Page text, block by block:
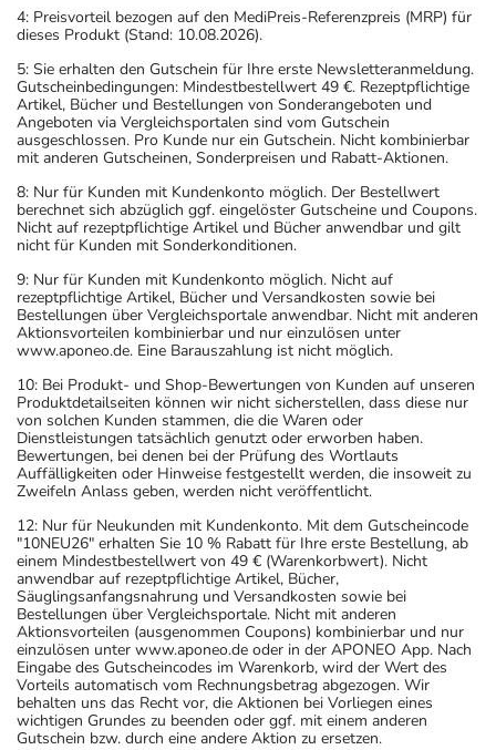
4: Preisvorteil bezogen auf den MediPreis-Referenzpreis (MRP) für
dieses Produkt (Stand: 10.08.2026).
5: Sie erhalten den Gutschein für Ihre erste Newsletteranmeldung.
Gutscheinbedingungen: Mindestbestellwert 49 €. Rezeptpflichtige
Artikel, Bücher und Bestellungen von Sonderangeboten und
Angeboten via Vergleichsportalen sind vom Gutschein
ausgeschlossen. Pro Kunde nur ein Gutschein. Nicht kombinierbar
mit anderen Gutscheinen, Sonderpreisen und Rabatt-Aktionen.
8: Nur für Kunden mit Kundenkonto möglich. Der Bestellwert
berechnet sich abzüglich ggf. eingelöster Gutscheine und Coupons.
Nicht auf rezeptpflichtige Artikel und Bücher anwendbar und gilt
nicht für Kunden mit Sonderkonditionen.
9: Nur für Kunden mit Kundenkonto möglich. Nicht auf
rezeptpflichtige Artikel, Bücher und Versandkosten sowie bei
Bestellungen über Vergleichsportale anwendbar. Nicht mit anderen
Aktionsvorteilen kombinierbar und nur einzulösen unter
www.aponeo.de. Eine Barauszahlung ist nicht möglich.
10: Bei Produkt- und Shop-Bewertungen von Kunden auf unseren
Produktdetailseiten können wir nicht sicherstellen, dass diese nur
von solchen Kunden stammen, die die Waren oder
Dienstleistungen tatsächlich genutzt oder erworben haben.
Bewertungen, bei denen bei der Prüfung des Wortlauts
Auffälligkeiten oder Hinweise festgestellt werden, die insoweit zu
Zweifeln Anlass geben, werden nicht veröffentlicht.
12: Nur für Neukunden mit Kundenkonto. Mit dem Gutscheincode
"10NEU26" erhalten Sie 10 % Rabatt für Ihre erste Bestellung, ab
einem Mindestbestellwert von 49 € (Warenkorbwert). Nicht
anwendbar auf rezeptpflichtige Artikel, Bücher,
Säuglingsanfangsnahrung und Versandkosten sowie bei
Bestellungen über Vergleichsportale. Nicht mit anderen
Aktionsvorteilen (ausgenommen Coupons) kombinierbar und nur
einzulösen unter www.aponeo.de oder in der APONEO App. Nach
Eingabe des Gutscheincodes im Warenkorb, wird der Wert des
Vorteils automatisch vom Rechnungsbetrag abgezogen. Wir
behalten uns das Recht vor, die Aktionen bei Vorliegen eines
wichtigen Grundes zu beenden oder ggf. mit einem anderen
Gutschein bzw. durch eine andere Aktion zu ersetzen.